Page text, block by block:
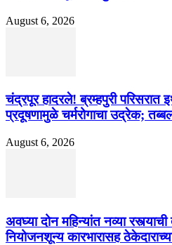
August 6, 2026
चंद्रपूर हादरले! ब्रम्हपुरी परिसरात
प्रदूषणामुळे चर्मरोगाचा उद्रेक;
August 6, 2026
अवघ्या दोन महिन्यांत नव्या
नियोजनशून्य कारभारासह